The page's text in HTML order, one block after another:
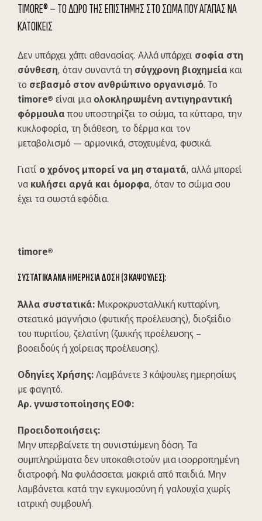
TIMORE® – ΤΟ ΔΩΡΟ ΤΗΣ ΕΠΙΣΤΗΜΗΣ ΣΤΟ ΣΩΜΑ ΠΟΥ ΑΓΑΠΑΣ ΝΑ
ΚΑΤΟΙΚΕΙΣ
Δεν υπάρχει χάπι αθανασίας. Αλλά υπάρχει σοφία στη
σύνθεση, όταν συναντά τη σύγχρονη βιοχημεία και
το σεβασμό στον ανθρώπινο οργανισμό. Το
timore® είναι μια ολοκληρωμένη αντιγηραντική
φόρμουλαπου υποστηρίζει το σώμα, τα κύτταρα, την
κυκλοφορία, τη διάθεση, το δέρμα και τον
μεταβολισμό — αρμονικά, στοχευμένα, φυσικά.
Γιατί ο χρόνος μπορεί να μη σταματά, αλλά μπορεί
να κυλήσει αργά και όμορφα, όταν το σώμα σου
έχει τα σωστά εφόδια.
timore®
ΣΥΣΤΑΤΙΚΑ ΑΝΑ ΗΜΕΡΗΣΙΑ ΔΟΣΗ (3 ΚΑΨΟΥΛΕΣ):
Άλλα συστατικά: Μικροκρυσταλλική κυτταρίνη,
στεατικό μαγνήσιο (φυτικής προέλευσης), διοξείδιο
του πυριτίου, ζελατίνη (ζωικής προέλευσης –
βοοειδούς ή χοίρειας προέλευσης).
Οδηγίες Χρήσης:Λαμβάνετε 3 κάψουλες ημερησίως
με φαγητό.
Αρ. γνωστοποίησης ΕΟΦ:
Προειδοποιήσεις:
Μην υπερβαίνετε τη συνιστώμενη δόση. Τα
συμπληρώματα δεν υποκαθιστούν μια ισορροπημένη
διατροφή. Να φυλάσσεται μακριά από παιδιά. Μην
λαμβάνεται κατά την εγκυμοσύνη ή γαλουχία χωρίς
ιατρική συμβουλή.